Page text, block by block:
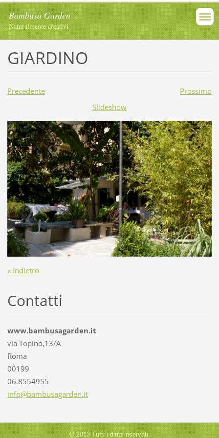
Bambusa Garden
Naturalmente creativi
GIARDINO
Precedente
Prossimo
Slideshow
« Indietro
Contatti
www.bambusagarden.it
via Topino,13/A
Roma
00199
06.8554955
info@bambusagarden.it
© 2013 Tutti i diritti riservati.